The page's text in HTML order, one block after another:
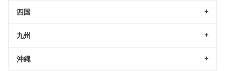
四国
九州
沖縄